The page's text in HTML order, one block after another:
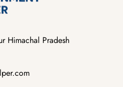
Himachal Pradesh